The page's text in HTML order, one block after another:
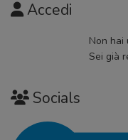
Accedi
Non hai
Sei già
Socials